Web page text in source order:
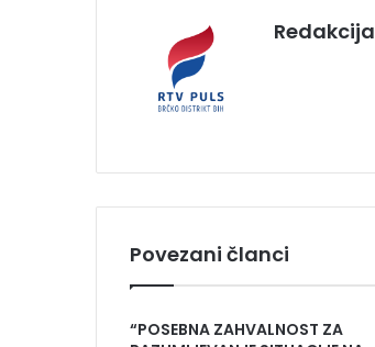
Redakcija
Povezani članci
“POSEBNA ZAHVALNOST ZA